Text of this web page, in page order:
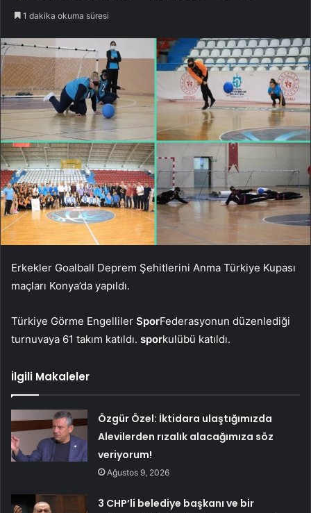
1 dakika okuma süresi
Erkekler Goalball Deprem Şehitlerini Anma Türkiye Kupası
maçları Konya’da yapıldı.
Türkiye Görme Engelliler SporFederasyonun düzenlediği
turnuvaya 61 takım katıldı. sporkulübü katıldı.
İlgili Makaleler
Özgür Özel: İktidara ulaştığımızda
Alevilerden rızalık alacağımıza söz
veriyorum!
Ağustos 9, 2026
3 CHP’li belediye başkanı ve bir